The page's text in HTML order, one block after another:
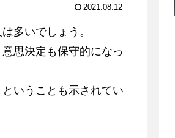
2021.08.12
多いでしょう。
思決定も保守的になっ
いうことも示されてい